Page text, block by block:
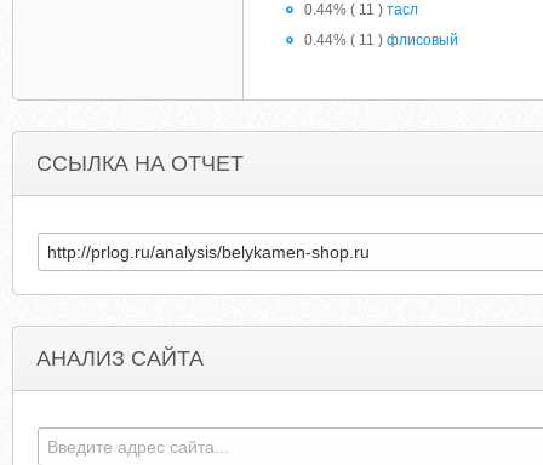
0.44% ( 11 ) тасл
0.44% ( 11 ) флисовый
ССЫЛКА НА ОТЧЕТ
АНАЛИЗ САЙТА